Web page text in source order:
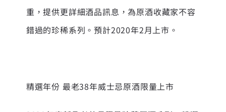
重，提供更詳細酒品訊息，為原酒收藏家不容
錯過的珍稀系列。預計2020年2月上市。
精選年份 最老38年威士忌原酒限量上市